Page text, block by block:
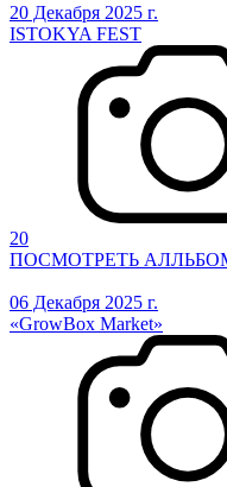
20 Декабря 2025 г.
ISTOKYA FEST
20
ПОСМОТРЕТЬ
06 Декабря 2025 г.
«GrowBox Market»